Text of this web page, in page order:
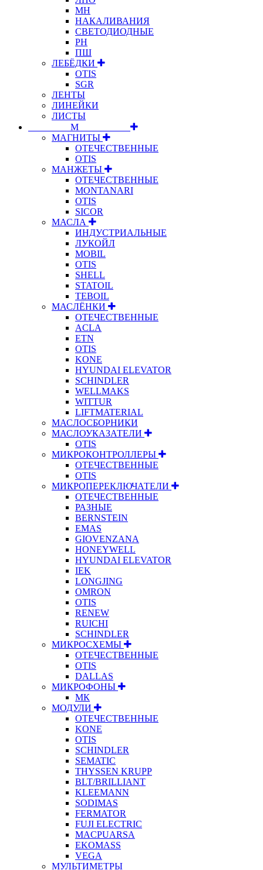
МН
НАКАЛИВАНИЯ
СВЕТОДИОДНЫЕ
РН
ПШ
ЛЕБЁДКИ
OTIS
SGR
ЛЕНТЫ
ЛИНЕЙКИ
ЛИСТЫ
⠀⠀⠀⠀⠀⠀М⠀⠀⠀⠀⠀⠀⠀
МАГНИТЫ
ОТЕЧЕСТВЕННЫЕ
OTIS
МАНЖЕТЫ
ОТЕЧЕСТВЕННЫЕ
MONTANARI
OTIS
SICOR
МАСЛА
ИНДУСТРИАЛЬНЫЕ
ЛУКОЙЛ
MOBIL
OTIS
SHELL
STATOIL
TEBOIL
МАСЛЁНКИ
ОТЕЧЕСТВЕННЫЕ
ACLA
ETN
OTIS
KONE
HYUNDAI ELEVATOR
SCHINDLER
WELLMAKS
WITTUR
LIFTMATERIAL
МАСЛОСБОРНИКИ
МАСЛОУКАЗАТЕЛИ
OTIS
МИКРОКОНТРОЛЛЕРЫ
ОТЕЧЕСТВЕННЫЕ
OTIS
МИКРОПЕРЕКЛЮЧАТЕЛИ
ОТЕЧЕСТВЕННЫЕ
РАЗНЫЕ
BERNSTEIN
EMAS
GIOVENZANA
HONEYWELL
HYUNDAI ELEVATOR
IEK
LONGJING
OMRON
OTIS
RENEW
RUICHI
SCHINDLER
МИКРОСХЕМЫ
ОТЕЧЕСТВЕННЫЕ
OTIS
DALLAS
МИКРОФОНЫ
МК
МОДУЛИ
ОТЕЧЕСТВЕННЫЕ
KONE
OTIS
SCHINDLER
SEMATIC
THYSSEN KRUPP
BLT/BRILLIANT
KLEEMANN
SODIMAS
FERMATOR
FUJI ELECTRIC
MACPUARSA
EKOMASS
VEGA
МУЛЬТИМЕТРЫ